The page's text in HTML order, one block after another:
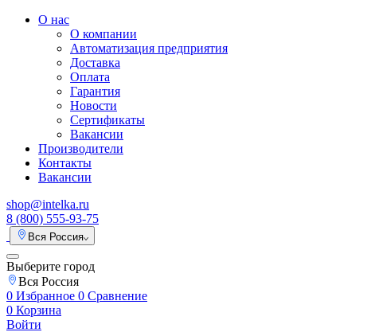
О нас
О компании
Автоматизация предприятия
Доставка
Оплата
Гарантия
Новости
Сертификаты
Вакансии
Производители
Контакты
Вакансии
shop@intelka.ru
8 (800) 555-93-75
Вся Россия
Выберите город
Вся Россия
0 Избранное 0 Сравнение
0 Корзина
Войти